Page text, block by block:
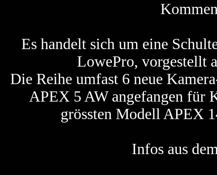
Es handelt sich um eine
LowePro, vorgestellt
Die Reihe umfast 6 neue
APEX 5 AW angefangen für
grössten Modell APEX
Infos aus